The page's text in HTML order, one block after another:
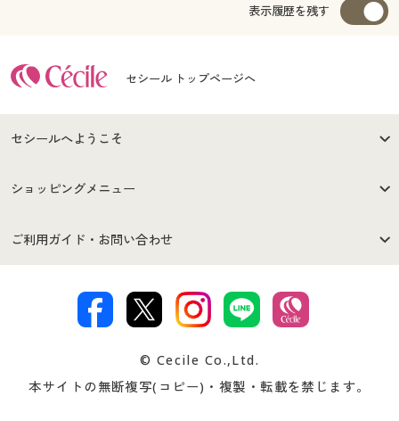
表示履歴を残す
セシール トップページへ
セシールへようこそ
はじめての方へ
セシールご利用規約
著作権・商標について 会社案内
ショッピングメニュー
商品カテゴリ
プレゼント＆キャンペーン サイトマップ
ご利用ガイド・お問い合わせ
交換・返品は お支払は
ついて
忘れの場合
© Cecile Co.,Ltd.
本サイトの無断複写(コピー)・複製・転載を禁じます。